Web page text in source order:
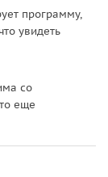
программу,
увидеть
со
еще